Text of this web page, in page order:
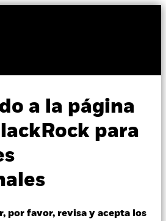
a la página
para
por favor, revisa y acepta los